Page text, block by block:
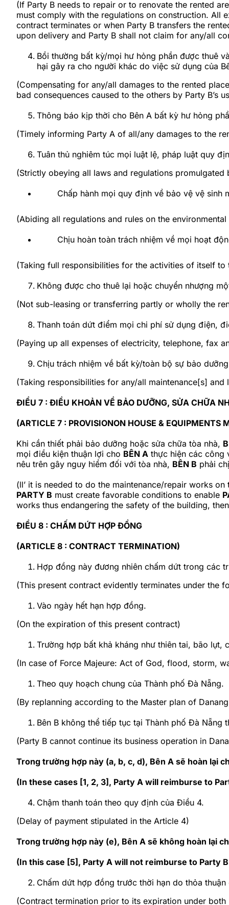
(If Party B needs to repair or to renovate the rented
must comply with the regulations on construction. All
contract terminates or when Party B transfers the
upon delivery and Party B shall not claim for any/all
Bồi thường bất kỳ/mọi hư hỏng phần được thuê
hại gây ra cho người khác do việc sử dụng của
(Compensating for any/all damages to the rented
bad consequences caused to the others by Party B’s
Thông báo kịp thời cho Bên A bất kỳ hư hỏng
(Timely informing Party A of all/any damages to the
Tuân thủ nghiêm túc mọi luật lệ, pháp luật quy
(Strictly obeying all laws and regulations promulgated
Chấp hành mọi quy định về bảo vệ vệ
(Abiding all regulations and rules on the
Chịu hoàn toàn trách nhiệm về mọi hoạt
(Taking full responsibilities for the activities of itself to
Không được cho thuê lại hoặc chuyển nhượng
(Not sub-leasing or transferring partly or wholly the
Thanh toán dứt điểm mọi chi phí sử dụng điện,
(Paying up all expenses of electricity, telephone, fax
Chịu trách nhiệm về bất kỳ/toàn bộ sự bảo
(Taking responsibilities for any/all maintenance[s]
ĐIỀU 7 : ĐIỀU KHOẢN VỀ BẢO DƯỠNG, SỬA CHỮA
(ARTICLE 7 : PROVISIONON HOUSE & EQUIPMENTS
Khi cần thiết phải bảo dưỡng hoặc sửa chữa tòa nhà,
mọi điều kiện thuận lợi cho BÊN A thực hiện các công
nêu trên gây nguy hiểm đối với tòa nhà, BÊN B phải
(ll’ it is needed to do the maintenance/repair works
PARTY B must create favorable conditions to enable
works thus endangering the safety of the building, then
ĐIỀU 8 : CHẤM DỨT HỢP ĐỒNG
(ARTICLE 8 : CONTRACT TERMINATION)
Hợp đồng này đương nhiên chấm dứt trong các
(This present contract evidently terminates under the
Vào ngày hết hạn hợp đồng.
(On the expiration of this present contract)
Trường hợp bất khả kháng như thiên tai, bão lụt,
(In case of Force Majeure: Act of God, flood, storm,
Theo quy hoạch chung của Thành phố Đà Nẵng.
(By replanning according to the Master plan of
Bên B không thể tiếp tục tại Thành phố Đà Nẵng
(Party B cannot continue its business operation in
Trong trường hợp này (a, b, c, d), Bên A sẽ hoàn lại
(In these cases [1, 2, 3], Party A will reimburse to
Chậm thanh toán theo quy định của Điều 4.
(Delay of payment stipulated in the Article 4)
Trong trường hợp này (e), Bên A sẽ không hoàn lại
(In this case [5], Party A will not reimburse to Party
Chấm dứt hợp đồng trước thời hạn do thỏa thuận
(Contract termination prior to its expiration under both